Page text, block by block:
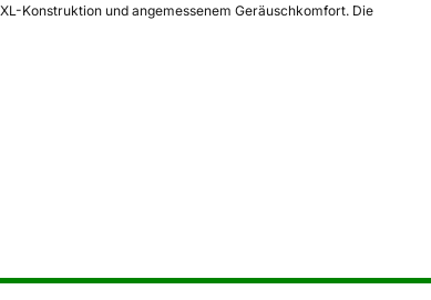
Konstruktion und angemessenem Geräuschkomfort. Die